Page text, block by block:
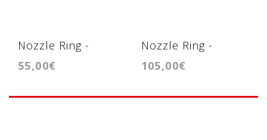
Nozzle Ring -
Geometria
55,00€
Nozzle Ring -
Geometria -
105,00€